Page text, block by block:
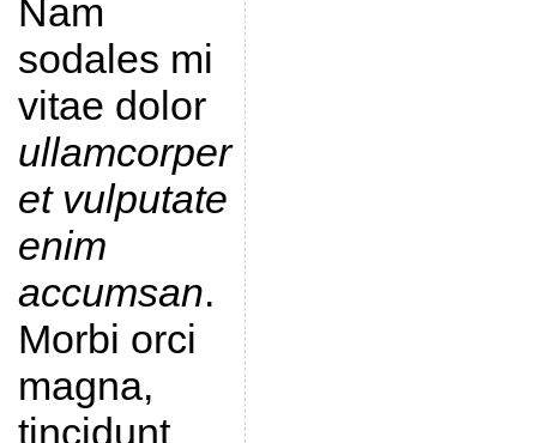
Nam
sodales mi
vitae dolor
ullamcorper
et vulputate
enim
accumsan.
Morbi orci
magna,
tincidunt